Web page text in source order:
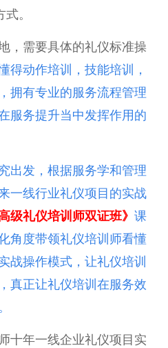
。
，需要具体的礼仪标准操
得动作培训，技能培训，
拥有专业的服务流程管理
服务提升当中发挥作用的
出发，根据服务学和管理
一线行业礼仪项目的实战
高级礼仪培训师双证班》 课
角度带领礼仪培训师看懂
战操作模式，让礼仪培训
真正让礼仪培训在服务效
十年一线企业礼仪项目实